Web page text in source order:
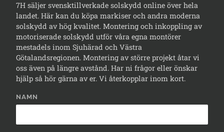
7H säljer svensktillverkade solskydd online över hela
landet. Här kan du köpa markiser och andra moderna
solskydd av hög kvalitet. Montering och inkoppling av
motoriserade solskydd utför våra egna montörer
mestadels inom Sjuhärad och Västra
Götalandsregionen. Montering av större projekt åtar vi
oss även på längre avstånd. Har ni frågor eller önskar
hjälp så hör gärna av er. Vi återkopplar inom kort.
NAMN